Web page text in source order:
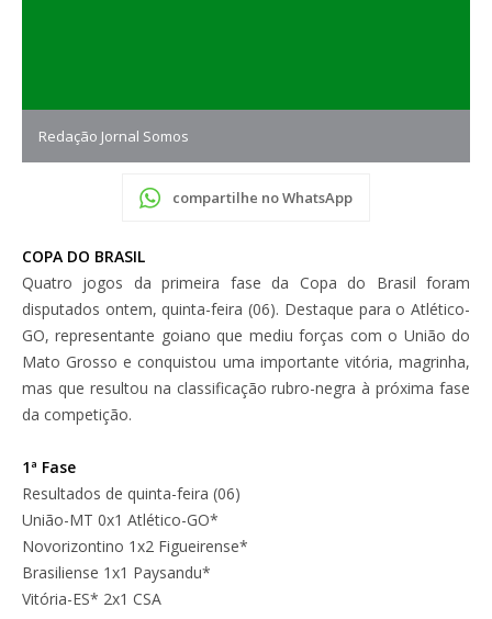
Redação Jornal Somos
compartilhe no WhatsApp
COPA DO BRASIL
Quatro jogos da primeira fase da Copa do Brasil foram
disputados ontem, quinta-feira (06). Destaque para o Atlético-
GO, representante goiano que mediu forças com o União do
Mato Grosso e conquistou uma importante vitória, magrinha,
mas que resultou na classificação rubro-negra à próxima fase
da competição.
1ª Fase
Resultados de quinta-feira (06)
União-MT 0x1 Atlético-GO*
Novorizontino 1x2 Figueirense*
Brasiliense 1x1 Paysandu*
Vitória-ES* 2x1 CSA